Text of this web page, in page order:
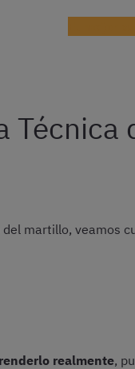
martillo, veamos
realmente,